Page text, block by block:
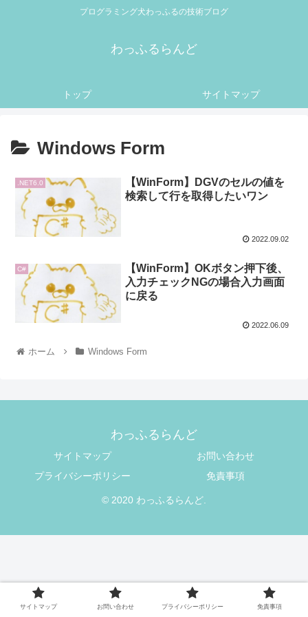
プログラミング犬わっふるの技術ブログ
わっふるらんど
トップ サイトマップ
Windows Form
.NET6.0
【WinForm】DGVのセルの値を
検索して行を取得したいワン
2022.09.02
C#
【WinForm】OKボタン押下後、
入力チェックNGの場合入力画面
に戻る
2022.06.09
ホーム Windows Form
わっふるらんど
サイトマップ
お問い合わせ
プライバシーポリシー
免責事項
© 2020 わっふるらんど.
サイトマップ お問い合わせ プライバシーポリシー 免責事項